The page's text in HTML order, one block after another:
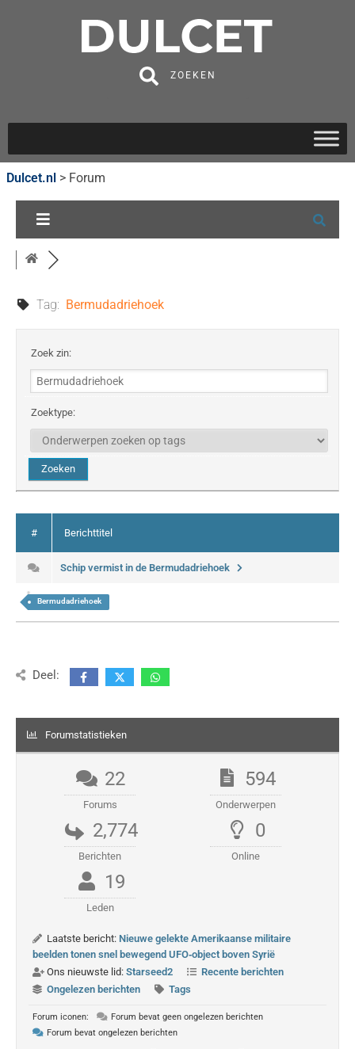
ZOEKEN
Dulcet.nl > Forum
Tag: Bermudadriehoek
Zoek zin:
Zoektype:
# Berichttitel
Schip vermist in de Bermudadriehoek
Bermudadriehoek
Deel:
Forumstatistieken
22
Forums
594
Onderwerpen
2,774
Berichten
0
Online
19
Leden
Laatste bericht: Nieuwe gelekte Amerikaanse militaire
beelden tonen snel bewegend UFO‑object boven Syrië
Ons nieuwste lid: Starseed2
Recente berichten
Ongelezen berichten
Tags
Forum iconen:
Forum bevat geen ongelezen berichten
Forum bevat ongelezen berichten